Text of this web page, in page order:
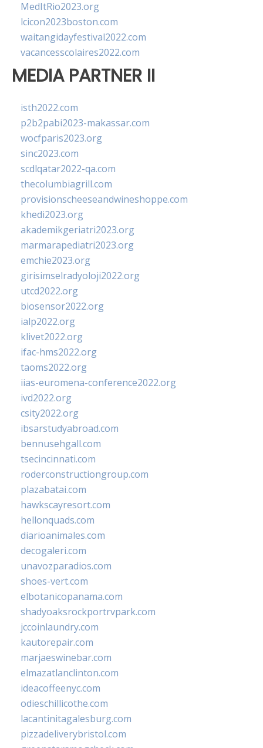
MedItRio2023.org
lcicon2023boston.com
waitangidayfestival2022.com
vacancesscolaires2022.com
MEDIA PARTNER II
isth2022.com
p2b2pabi2023-makassar.com
wocfparis2023.org
sinc2023.com
scdlqatar2022-qa.com
thecolumbiagrill.com
provisionscheeseandwineshoppe.com
khedi2023.org
akademikgeriatri2023.org
marmarapediatri2023.org
emchie2023.org
girisimselradyoloji2022.org
utcd2022.org
biosensor2022.org
ialp2022.org
klivet2022.org
ifac-hms2022.org
taoms2022.org
iias-euromena-conference2022.org
ivd2022.org
csity2022.org
ibsarstudyabroad.com
bennusehgall.com
tsecincinnati.com
roderconstructiongroup.com
plazabatai.com
hawkscayresort.com
hellonquads.com
diarioanimales.com
decogaleri.com
unavozparadios.com
shoes-vert.com
elbotanicopanama.com
shadyoaksrockportrvpark.com
jccoinlaundry.com
kautorepair.com
marjaeswinebar.com
elmazatlanclinton.com
ideacoffeenyc.com
odieschillicothe.com
lacantinitagalesburg.com
pizzadeliverybristol.com